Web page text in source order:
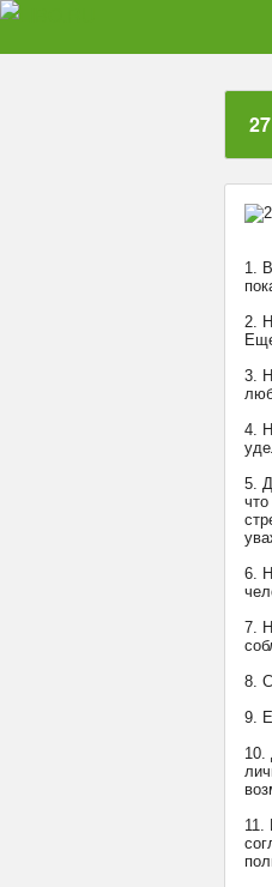
1.
2.
3.
4.
5.
6.
7.
8.
9.
10.
11.